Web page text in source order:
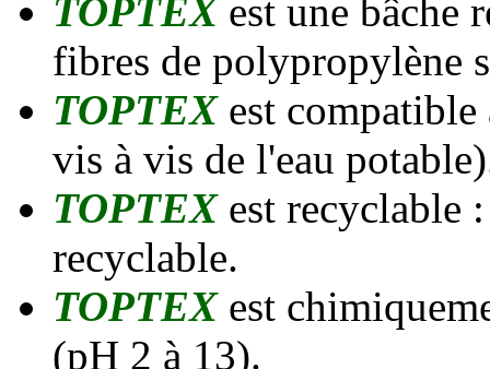
TOPTEX est une bâche
fibres de polypropylène
TOPTEX est
vis à vis de l'eau
TOPTEX est recyclable
recyclable.
TOPTEX est
(pH 2 à 13).